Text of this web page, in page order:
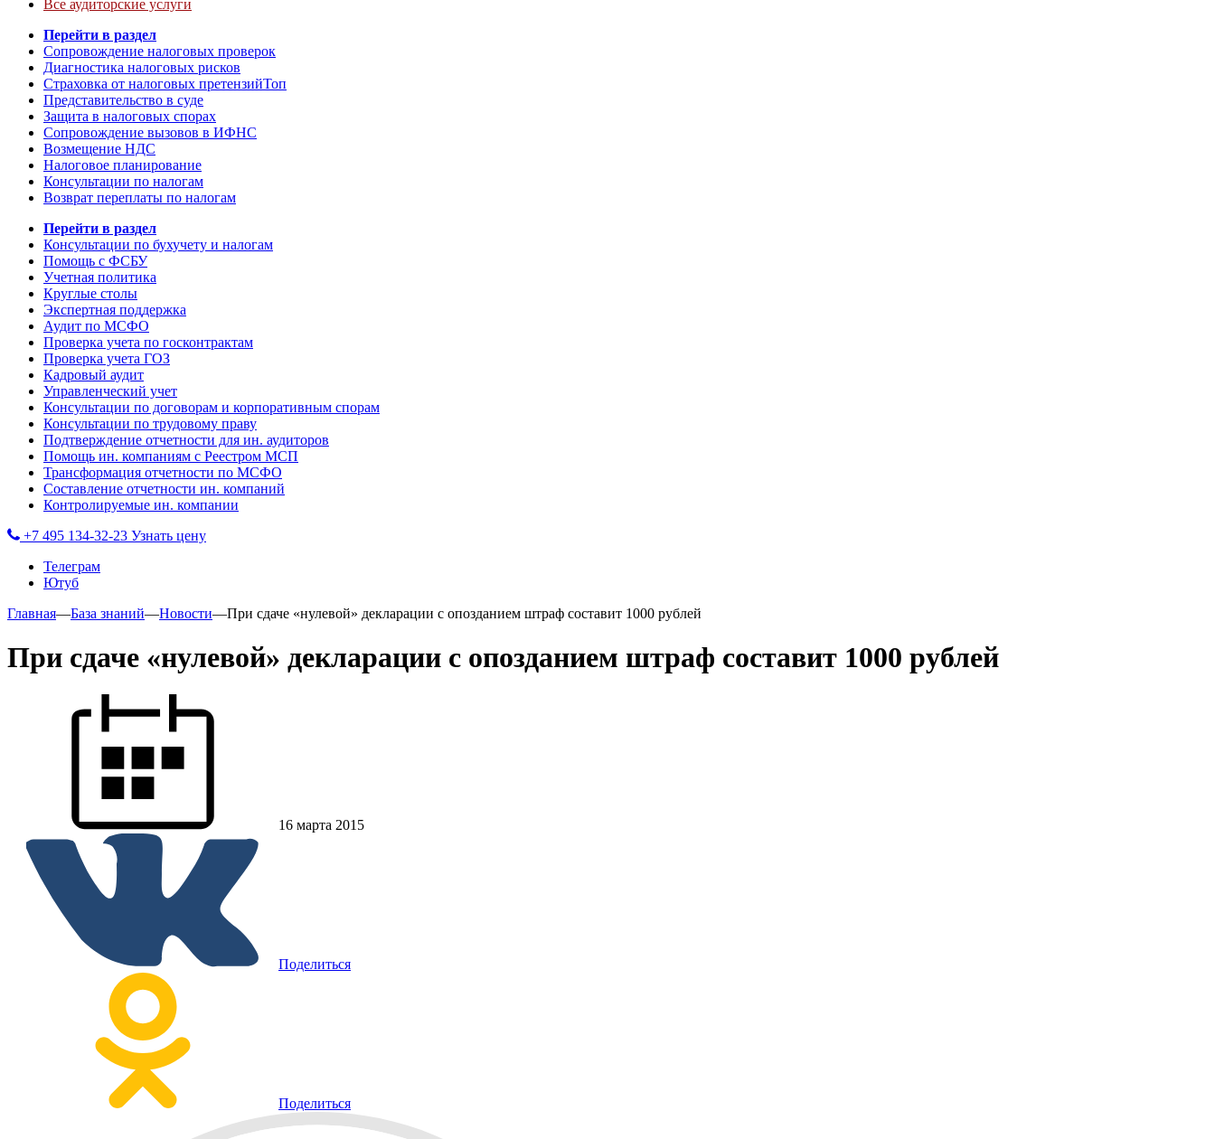
Все аудиторские услуги
Перейти в раздел
Сопровождение налоговых проверок
Диагностика налоговых рисков
Страховка от налоговых претензийТоп
Представительство в суде
Защита в налоговых спорах
Сопровождение вызовов в ИФНС
Возмещение НДС
Налоговое планирование
Консультации по налогам
Возврат переплаты по налогам
Перейти в раздел
Консультации по бухучету и налогам
Помощь с ФСБУ
Учетная политика
Круглые столы
Экспертная поддержка
Аудит по МСФО
Проверка учета по госконтрактам
Проверка учета ГОЗ
Кадровый аудит
Управленческий учет
Консультации по договорам и корпоративным спорам
Консультации по трудовому праву
Подтверждение отчетности для ин. аудиторов
Помощь ин. компаниям с Реестром МСП
Трансформация отчетности по МСФО
Составление отчетности ин. компаний
Контролируемые ин. компании
+7 495 134-32-23 Узнать цену
Телеграм
Ютуб
Главная—База знаний—Новости—При сдаче «нулевой» декларации с опозданием штраф составит 1000 рублей
При сдаче «нулевой» декларации с опозданием штраф составит 1000 рублей
16 марта 2015
Поделиться
Поделиться